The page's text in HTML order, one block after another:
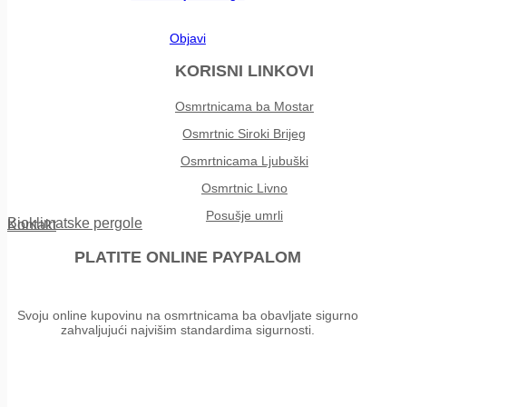
Objavi
KORISNI LINKOVI
Osmrtnicama ba Mostar
Osmrtnic Siroki Brijeg
Osmrtnicama Ljubuški
Osmrtnic Livno
Posušje umrli
Kontakt
Bioklimatske pergole
PLATITE ONLINE PAYPALOM
Svoju online kupovinu na osmrtnicama ba obavljate sigurno
zahvaljujući najvišim standardima sigurnosti.